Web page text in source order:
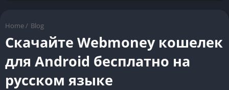
Home / Blog
Скачайте Webmoney кошелек
для Android бесплатно на
русском языке